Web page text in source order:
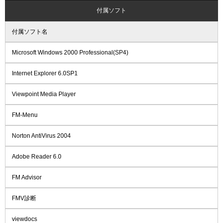
付属ソフト
付属ソフト名
Microsoft Windows 2000 Professional(SP4)
Internet Explorer 6.0SP1
Viewpoint Media Player
FM-Menu
Norton AntiVirus 2004
Adobe Reader 6.0
FM Advisor
FMV診断
viewdocs